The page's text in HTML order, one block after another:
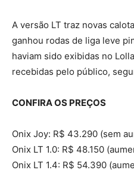
A versão LT traz novas
ganhou rodas de liga leve
haviam sido exibidas no
recebidas pelo público,
CONFIRA OS PREÇOS
Onix Joy: R$ 43.290 (sem
Onix LT 1.0: R$ 48.150
Onix LT 1.4: R$ 54.390